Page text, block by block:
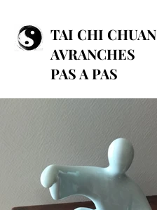
TAI CHI CHUAN
AVRANCHES
PAS A PAS